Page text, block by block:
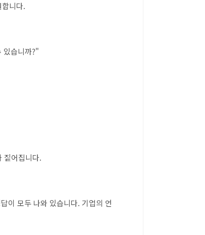
니다.
있습니까?"
짙어집니다.
이 모두 나와 있습니다. 기업의 언